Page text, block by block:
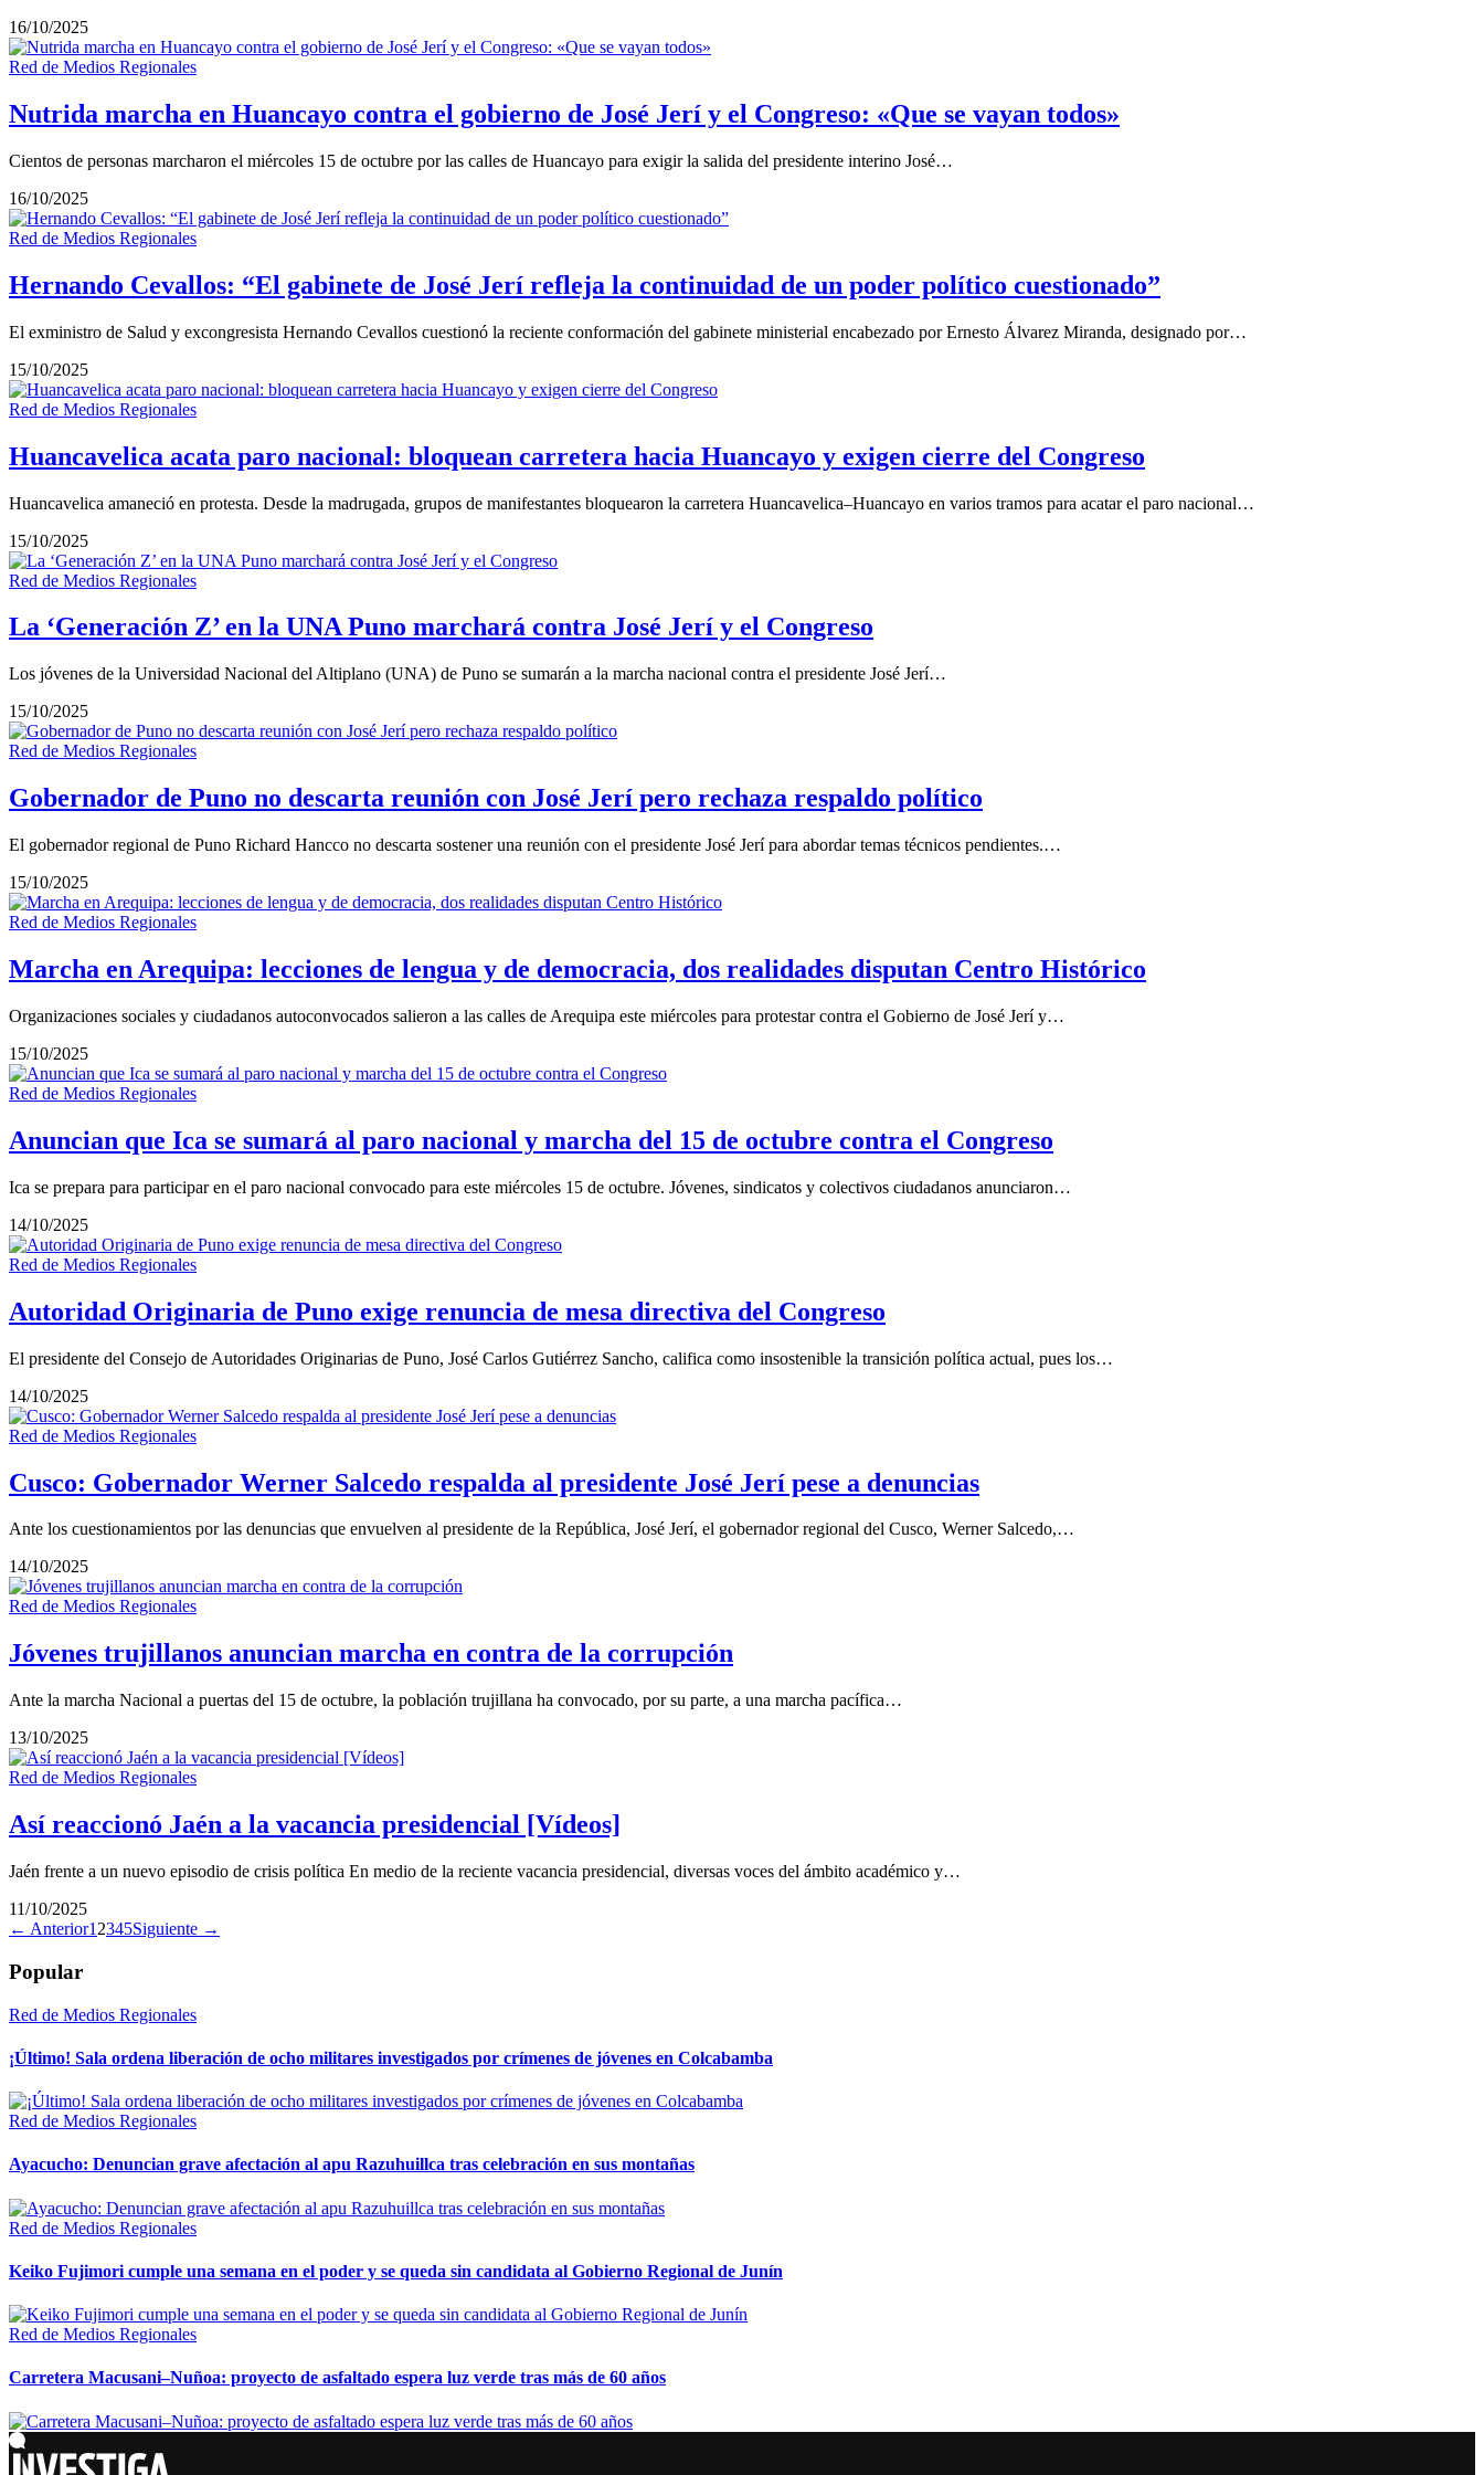
16/10/2025
Red de Medios Regionales
Nutrida marcha en Huancayo contra el gobierno de José Jerí y el Congreso: «Que se vayan todos»
Cientos de personas marcharon el miércoles 15 de octubre por las calles de Huancayo para exigir la salida del presidente interino José…
16/10/2025
Red de Medios Regionales
Hernando Cevallos: “El gabinete de José Jerí refleja la continuidad de un poder político cuestionado”
El exministro de Salud y excongresista Hernando Cevallos cuestionó la reciente conformación del gabinete ministerial encabezado por Ernesto Álvarez Miranda, designado por…
15/10/2025
Red de Medios Regionales
Huancavelica acata paro nacional: bloquean carretera hacia Huancayo y exigen cierre del Congreso
Huancavelica amaneció en protesta. Desde la madrugada, grupos de manifestantes bloquearon la carretera Huancavelica–Huancayo en varios tramos para acatar el paro nacional…
15/10/2025
Red de Medios Regionales
La ‘Generación Z’ en la UNA Puno marchará contra José Jerí y el Congreso
Los jóvenes de la Universidad Nacional del Altiplano (UNA) de Puno se sumarán a la marcha nacional contra el presidente José Jerí…
15/10/2025
Red de Medios Regionales
Gobernador de Puno no descarta reunión con José Jerí pero rechaza respaldo político
El gobernador regional de Puno Richard Hancco no descarta sostener una reunión con el presidente José Jerí para abordar temas técnicos pendientes.…
15/10/2025
Red de Medios Regionales
Marcha en Arequipa: lecciones de lengua y de democracia, dos realidades disputan Centro Histórico
Organizaciones sociales y ciudadanos autoconvocados salieron a las calles de Arequipa este miércoles para protestar contra el Gobierno de José Jerí y…
15/10/2025
Red de Medios Regionales
Anuncian que Ica se sumará al paro nacional y marcha del 15 de octubre contra el Congreso
Ica se prepara para participar en el paro nacional convocado para este miércoles 15 de octubre. Jóvenes, sindicatos y colectivos ciudadanos anunciaron…
14/10/2025
Red de Medios Regionales
Autoridad Originaria de Puno exige renuncia de mesa directiva del Congreso
El presidente del Consejo de Autoridades Originarias de Puno, José Carlos Gutiérrez Sancho, califica como insostenible la transición política actual, pues los…
14/10/2025
Red de Medios Regionales
Cusco: Gobernador Werner Salcedo respalda al presidente José Jerí pese a denuncias
Ante los cuestionamientos por las denuncias que envuelven al presidente de la República, José Jerí, el gobernador regional del Cusco, Werner Salcedo,…
14/10/2025
Red de Medios Regionales
Jóvenes trujillanos anuncian marcha en contra de la corrupción
Ante la marcha Nacional a puertas del 15 de octubre, la población trujillana ha convocado, por su parte, a una marcha pacífica…
13/10/2025
Red de Medios Regionales
Así reaccionó Jaén a la vacancia presidencial [Vídeos]
Jaén frente a un nuevo episodio de crisis política En medio de la reciente vacancia presidencial, diversas voces del ámbito académico y…
11/10/2025
← Anterior1 2345Siguiente →
Popular
Red de Medios Regionales
¡Último! Sala ordena liberación de ocho militares investigados por crímenes de jóvenes en Colcabamba
Red de Medios Regionales
Ayacucho: Denuncian grave afectación al apu Razuhuillca tras celebración en sus montañas
Red de Medios Regionales
Keiko Fujimori cumple una semana en el poder y se queda sin candidata al Gobierno Regional de Junín
Red de Medios Regionales
Carretera Macusani–Nuñoa: proyecto de asfaltado espera luz verde tras más de 60 años